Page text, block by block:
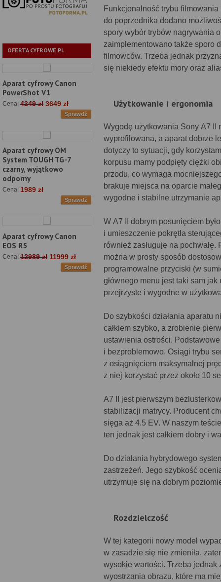
OFERTA CYFROWE.PL
Aparat cyfrowy Canon
PowerShot V1
Cena: 4349 zł 3649 zł
Sprawdź
Aparat cyfrowy OM
System TOUGH TG-7
czarny, wyjątkowo
odporny
Cena: 1989 zł
Sprawdź
Aparat cyfrowy Canon
EOS R5
Cena: 12989 zł 11999 zł
Sprawdź
Funkcjonalność trybu
do poprzednika dodano
spory wybór trybów nagrywania
zaimplementowano także sporo
filmowców. Trzeba jednak
się niekiedy efektu mory oraz
Użytkowanie i ergonomia
Wygodę użytkowania Sony A7 II
wyprofilowana, a aparat dobrze
dotyczy to sytuacji, gdy
korpusu mamy podpięty ciężki
przodu, co wymaga
brakuje miejsca na oparcie
wygodne i stabilne utrzymanie
W A7 II dobrym posunięciem
i umieszczenie pokrętła
również zasługuje na
można w prosty sposób
programowalne przyciski (w
głównego menu jest taki sam
przejrzyste i wygodne w
Do szybkości działania aparatu
całkiem szybko, a zrobienie
ustawienia ostrości.
i bezproblemowo. Osiągi trybu
z osiągnięciem maksymalnej
z niej korzystać przez około 10
A7 II jest pierwszym
stabilizacji matrycy. Producent
sięga aż 4.5 EV. W naszym
ten jednak jest całkiem dobry i
Do działania hybrydowego
zastrzeżeń. Jego szybkość
utrzymuje się na dobrym
Rozdzielczość
W tej kategorii nowy model
w zasadzie się nie zmieniła,
wysokie wartości. Trzeba jednak
wyostrzania obrazu, które ma